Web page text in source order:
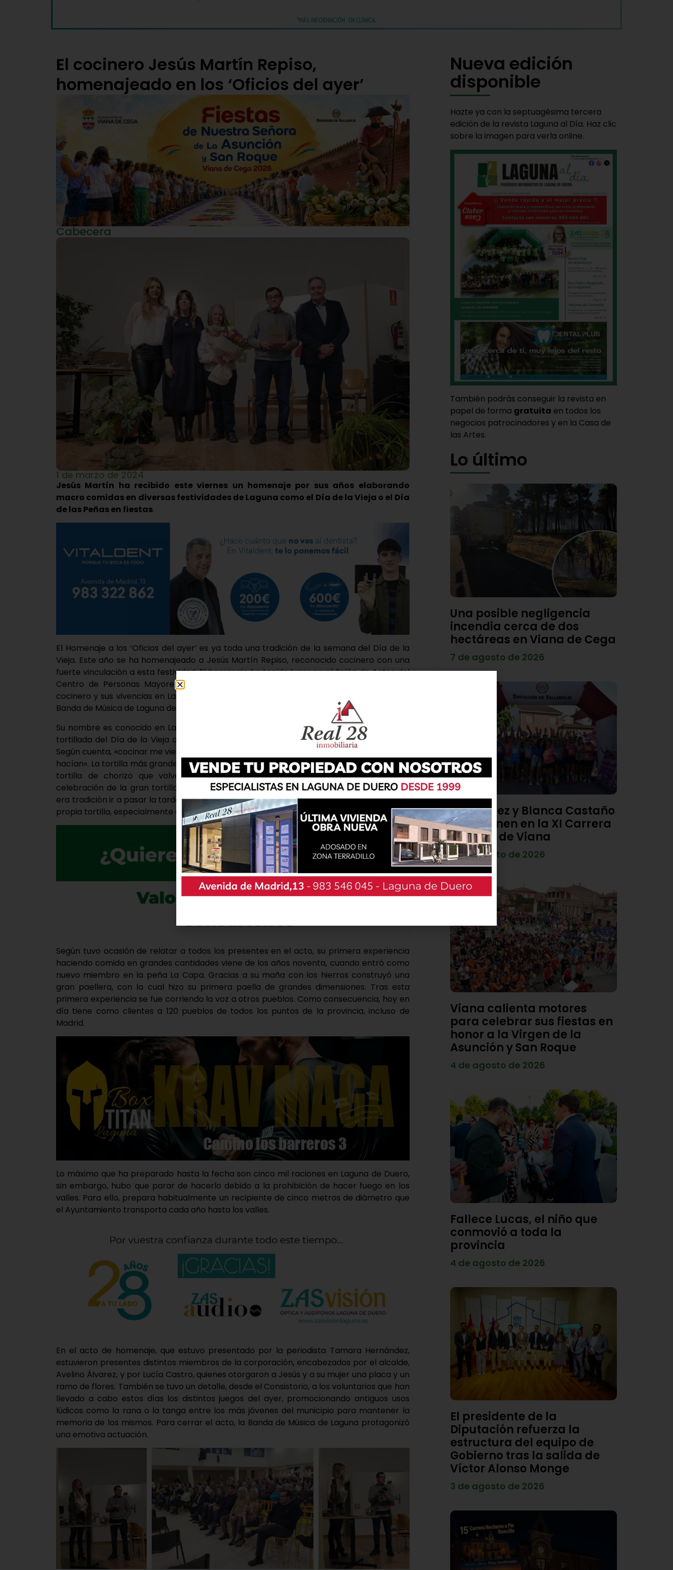
El cocinero Jesús Martín Repiso,
homenajeado en los ‘Oficios del ayer’
Cabecera
1 de marzo de 2024
Jesús Martín ha recibido este viernes un homenaje por sus años elaborando
macro comidas en diversas festividades de Laguna como el Día de la Vieja o el Día
de las Peñas en fiestas.
El Homenaje a los ‘Oficios del ayer’ es ya toda una tradición de la semana del Día de la
Vieja. Este año se ha homenajeado a Jesús Martín Repiso, reconocido cocinero con una
fuerte vinculación a esta festividad. El homenaje ha tenido lugar en el Salón de Actos del
Centro de Personas Mayores. Dicho acto ha servido como recuerdo a su oficio de
cocinero y sus vivencias en Laguna. El acto ha incluido, además, una actuación de la A. C
Banda de Música de Laguna de Duero.
Su nombre es conocido en Laguna de Duero por ser el encargado de preparar la gran
tortillada del Día de la Vieja o el guiso de carne de toro el Día de las Peñas en fiestas.
Según cuenta, «cocinar me viene de nacimiento, por gusto, pues ninguno de mis padres lo
hacían». La tortilla más grande que ha hecho hasta la fecha es de 900 raciones; una gran
tortilla de chorizo que volverá a elaborar el próximo miércoles 6 de marzo. La
celebración de la gran tortilla cuenta con varios años de historia, sin embargo, antaño
era tradición ir a pasar la tarde del Día de la Vieja a los Valles, donde cada uno llevaba su
propia tortilla, especialmente de aceituna negra, cebolla y pimentón.
Según tuvo ocasión de relatar a todos los presentes en el acto, su primera experiencia
haciendo comida en grandes cantidades viene de los años noventa, cuando entró como
nuevo miembro en la peña La Capa. Gracias a su maña con los hierros construyó una
gran paellera, con la cual hizo su primera paella de grandes dimensiones. Tras esta
primera experiencia se fue corriendo la voz a otros pueblos. Como consecuencia, hoy en
día tiene como clientes a 120 pueblos de todos los puntos de la provincia, incluso de
Madrid.
Lo máximo que ha preparado hasta la fecha son cinco mil raciones en Laguna de Duero,
sin embargo, hubo que parar de hacerlo debido a la prohibición de hacer fuego en los
valles. Para ello, prepara habitualmente un recipiente de cinco metros de diámetro que
el Ayuntamiento transporta cada año hasta los valles.
En el acto de homenaje, que estuvo presentado por la periodista Tamara Hernández,
estuvieron presentes distintos miembros de la corporación, encabezados por el alcalde,
Avelino Álvarez, y por Lucía Castro, quienes otorgaron a Jesús y a su mujer una placa y un
ramo de flores. También se tuvo un detalle, desde el Consistorio, a los voluntarios que han
llevado a cabo estos días los distintos juegos del ayer, promocionando antiguos usos
lúdicos como la rana o la tanga entre los más jóvenes del municipio para mantener la
memoria de los mismos. Para cerrar el acto, la Banda de Música de Laguna protagonizó
una emotiva actuación.
Nueva edición
disponible
Hazte ya con la septuagésima tercera
edición de la revista Laguna al Día. Haz clic
sobre la imagen para verla online.
También podrás conseguir la revista en
papel de forma gratuita en todos los
negocios patrocinadores y en la Casa de
las Artes.
Lo último
Una posible negligencia
incendia cerca de dos
hectáreas en Viana de Cega
7 de agosto de 2026
Diego Díez y Blanca Castaño
se imponen en la XI Carrera
Popular de Viana
4 de agosto de 2026
Viana calienta motores
para celebrar sus fiestas en
honor a la Virgen de la
Asunción y San Roque
4 de agosto de 2026
Fallece Lucas, el niño que
conmovió a toda la
provincia
4 de agosto de 2026
El presidente de la
Diputación refuerza la
estructura del equipo de
Gobierno tras la salida de
Víctor Alonso Monge
3 de agosto de 2026